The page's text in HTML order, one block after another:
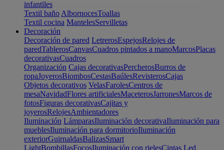
infantiles
Textil baño AlbornocesToallas
Textil cocina MantelesServilletas
Decoración
Decoración de pared LetrerosEspejosRelojes de
paredTablerosCanvasCuadros pintados a manoMarcosPlacas
decorativasCuadros
Organización Cajas decorativasPercherosBurros de
ropaJoyerosBiombosCestasBaúlesRevisterosCajas
Objetos decorativos VelasFarolesCentros de
mesaNavidadFlores artificialesMaceterosJarronesMarcos de
fotosFiguras decorativasCajitas y
joyerosRelojesAmbientadores
Iluminación LámparasIluminación decorativaIluminación para
mueblesIluminación para dormitorioIluminación
exteriorGuirnaldasBalizasSmart
LightBombillasFocosIluminación con rielesCintas Led